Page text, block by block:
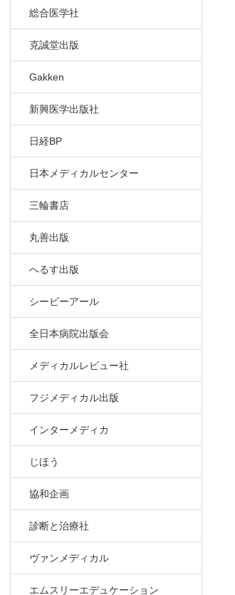
総合医学社
克誠堂出版
Gakken
新興医学出版社
日経BP
日本メディカルセンター
三輪書店
丸善出版
へるす出版
シービーアール
全日本病院出版会
メディカルレビュー社
フジメディカル出版
インターメディカ
じほう
協和企画
診断と治療社
ヴァンメディカル
エムスリーエデュケーション